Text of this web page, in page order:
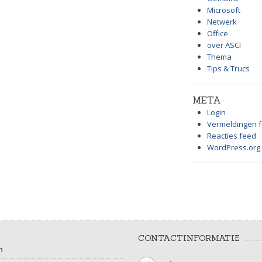
Microsoft
Netwerk
Office
over ASCI
Thema
Tips & Trucs
META
Login
Vermeldingen
Reacties feed
WordPress.org
CONTACTINFORMATIE